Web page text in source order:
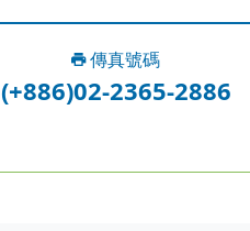
傳真號碼
(+886)02-2365-2886